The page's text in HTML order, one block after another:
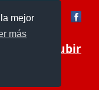
mejor
más
Subir